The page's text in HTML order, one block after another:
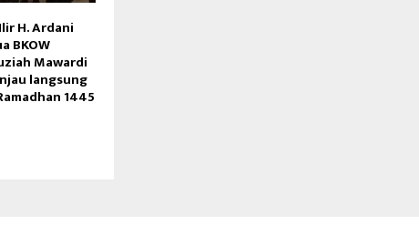
H. Ardani
BKOW
Mawardi
langsung
1445